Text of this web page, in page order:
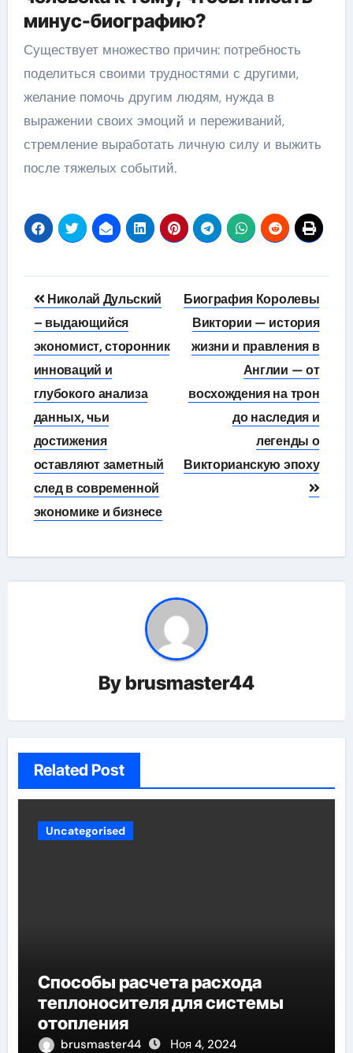
минус-биографию?
Существует множество причин: потребность
поделиться своими трудностями с другими,
желание помочь другим людям, нужда в
выражении своих эмоций и переживаний,
стремление выработать личную силу и выжить
после тяжелых событий.
Навигация
по
записям
Николай Дульский
– выдающийся
экономист, сторонник
инноваций и
глубокого анализа
данных, чьи
достижения
оставляют заметный
след в современной
экономике и бизнесе
Биография Королевы
Виктории — история
жизни и правления в
Англии — от
восхождения на трон
до наследия и
легенды о
Викторианскую эпоху
By brusmaster44
Related Post
Uncategorised
Способы расчета расхода
теплоносителя для системы
отопления
brusmaster44 Ноя 4, 2024